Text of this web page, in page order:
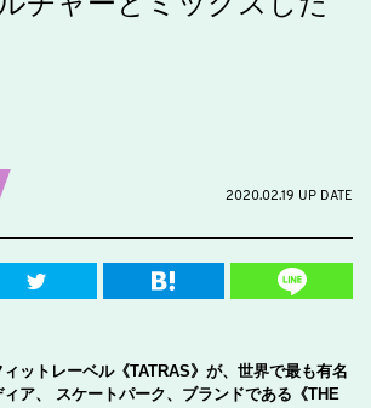
2020.02.19 UP DATE
ットレーベル《TATRAS》が、世界で最も有名
ア、 スケートパーク、ブランドである《THE